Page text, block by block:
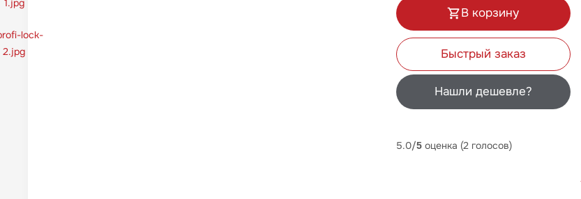
В корзину
Быстрый заказ
Нашли дешевле?
5.0/5оценка (2 голосов)